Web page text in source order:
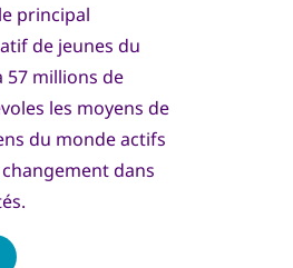
principal
de jeunes du
57 millions de
les moyens de
du monde actifs
dans